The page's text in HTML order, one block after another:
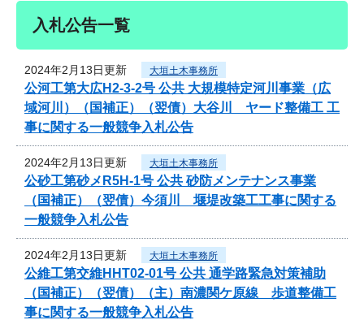
入札公告一覧
2024年2月13日更新 大垣土木事務所
公河工第大広H2-3-2号 公共 大規模特定河川事業（広
域河川）（国補正）（翌債）大谷川 ヤード整備工 工
事に関する一般競争入札公告
2024年2月13日更新 大垣土木事務所
公砂工第砂メR5H-1号 公共 砂防メンテナンス事業
（国補正）（翌債）今須川 堰堤改築工工事に関する
一般競争入札公告
2024年2月13日更新 大垣土木事務所
公維工第交維HHT02-01号 公共 通学路緊急対策補助
（国補正）（翌債）（主）南濃関ケ原線 歩道整備工
事に関する一般競争入札公告